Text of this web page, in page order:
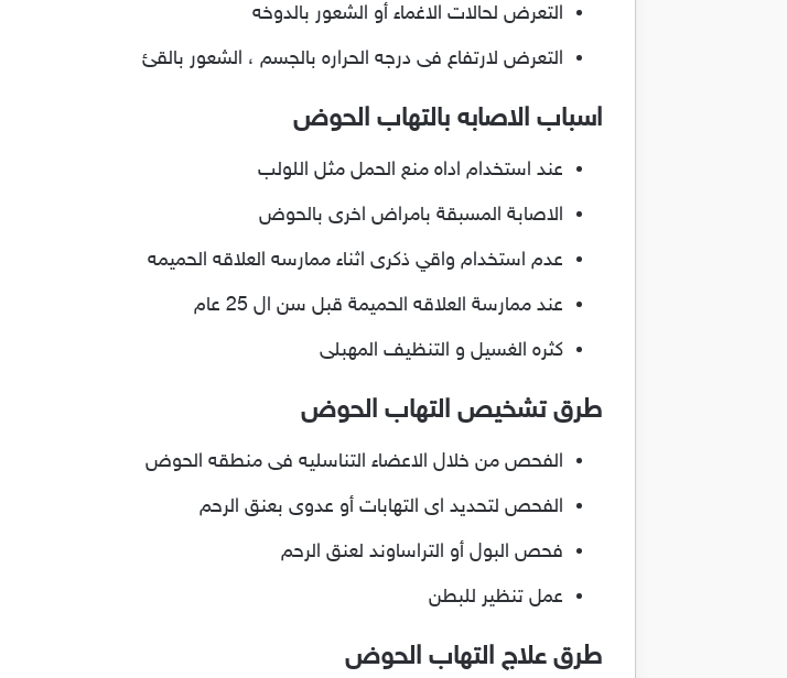
التعرض لحالات الاغماء أو الشعور بالدوخه
التعرض لارتفاع فى درجه الحراره بالجسم ، الشعور بالقئ
اسباب الاصابه بالتهاب الحوض
عند استخدام اداه منع الحمل مثل اللولب
الاصابة المسبقة بامراض اخرى بالحوض
عدم استخدام واقي ذكرى اثناء ممارسه العلاقه الحميمه
عند ممارسة العلاقه الحميمة قبل سن ال 25 عام
كثره الغسيل و التنظيف المهبلى
طرق تشخيص التهاب الحوض
الفحص من خلال الاعضاء التناسليه فى منطقه الحوض
الفحص لتحديد اى التهابات أو عدوى بعنق الرحم
فحص البول أو التراساوند لعنق الرحم
عمل تنظير للبطن
طرق علاج التهاب الحوض